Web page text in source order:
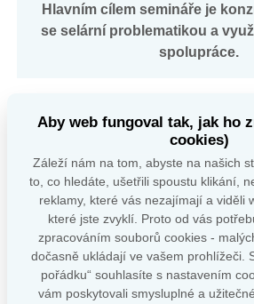
Hlavním cílem semináře je
se selární problematikou a
spolupráce.
dotazy vztahující se k problematice
pak zašlete informace na email:
Účast je možná i v
MS Teams
Připojit přes MS
Aby web fungoval tak, jak ho
cookies)
Záleží nám na tom, abyste na našich
to, co hledáte, ušetřili spoustu klikání,
reklamy, které vás nezajímají a viděli
které jste zvyklí. Proto od vás
zpracováním souborů cookies -
dočasně ukládají ve vašem prohlížeči.
pořádku“ souhlasíte s nastavením
vám poskytovali smysluplné a